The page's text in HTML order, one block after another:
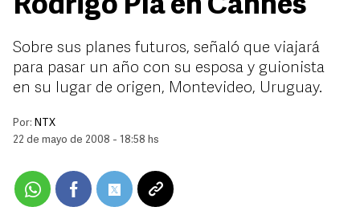
Rodrigo Plá en Cannes
Sobre sus planes futuros, señaló que viajará
para pasar un año con su esposa y guionista
en su lugar de origen, Montevideo, Uruguay.
Por: NTX
22 de mayo de 2008 - 18:58 hs